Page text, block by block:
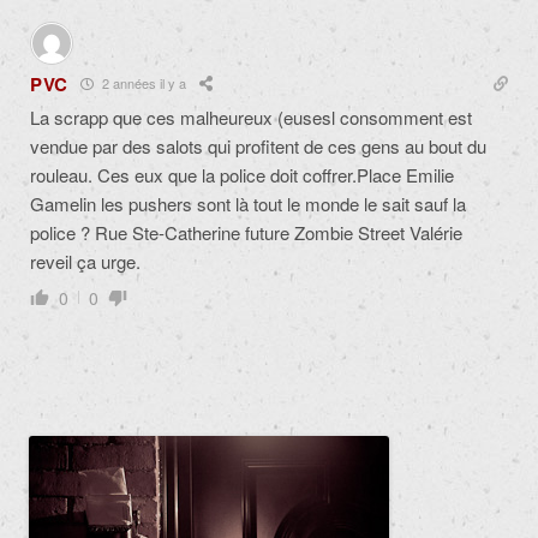
PVC 2 années il y a
La scrapp que ces malheureux (eusesl consomment est
vendue par des salots qui profitent de ces gens au bout du
rouleau. Ces eux que la police doit coffrer.Place Emilie
Gamelin les pushers sont là tout le monde le sait sauf la
police ? Rue Ste-Catherine future Zombie Street Valérie
reveil ça urge.
0 0